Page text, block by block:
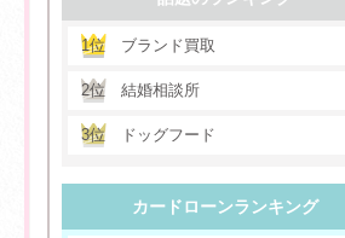
1位 ブランド買取
2位 結婚相談所
3位 ドッグフード
カードローンランキング